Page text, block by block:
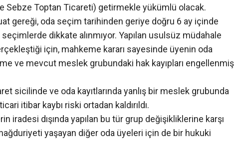
Sebze Toptan Ticareti) getirmekle yükümlü olacak.
gereği, oda seçim tarihinden geriye doğru 6 ay içinde
dikkate alınmıyor. Yapılan usulsüz müdahale
için, mahkeme kararı sayesinde üyenin oda
ve mevcut meslek grubundaki hak kayıpları engellenmiş
sicilinde ve oda kayıtlarında yanlış bir meslek grubunda
itibar kaybı riski ortadan kaldırıldı.
iradesi dışında yapılan bu tür grup değişikliklerine karşı
yaşayan diğer oda üyeleri için de bir hukuki